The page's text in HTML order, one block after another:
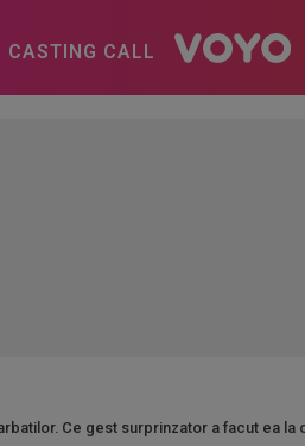
CASTING CALL
Ce gest surprinzator a facut ea